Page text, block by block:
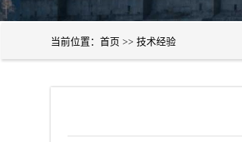
当前位置： 首页 >> 技术经验